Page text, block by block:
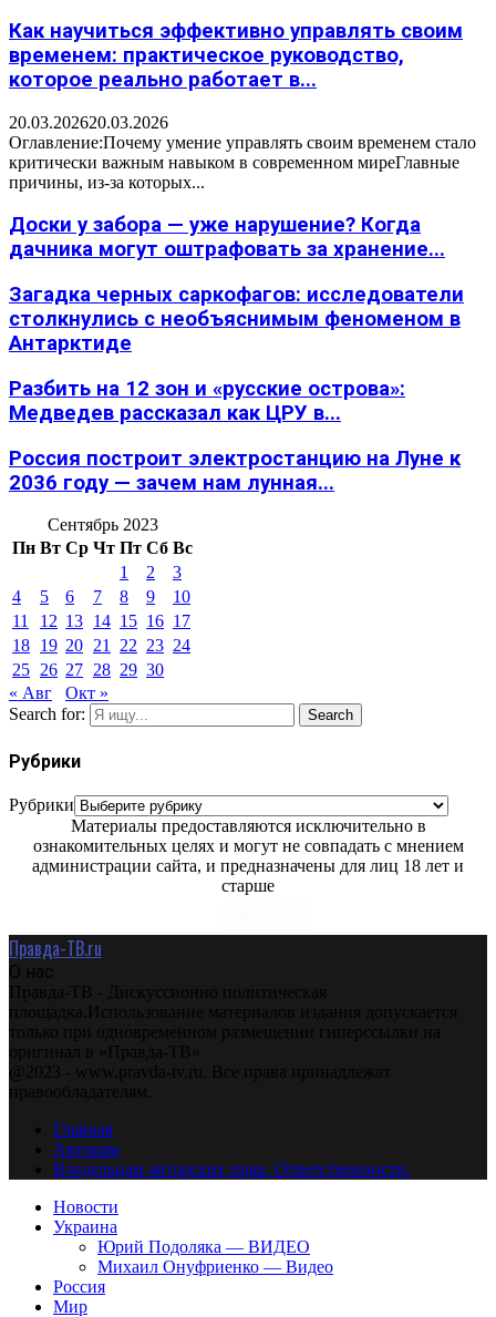
Как научиться эффективно управлять своим
временем: практическое руководство,
которое реально работает в...
20.03.202620.03.2026
Оглавление:Почему умение управлять своим временем стало
критически важным навыком в современном миреГлавные
причины, из-за которых...
Доски у забора — уже нарушение? Когда
дачника могут оштрафовать за хранение...
Загадка черных саркофагов: исследователи
столкнулись с необъяснимым феноменом в
Антарктиде
Разбить на 12 зон и «русские острова»:
Медведев рассказал как ЦРУ в...
Россия построит электростанцию на Луне к
2036 году — зачем нам лунная...
Сентябрь 2023
Пн Вт Ср Чт Пт Сб Вс
1
2
3
4
5 6 7 8 9
10
11
12 13 14 15 16 17
18 19 20 21 22 23 24
25 26 27 28 29 30
« Авг
Окт »
Search for:
Search
Рубрики
Рубрики
Материалы предоставляются исключительно в
ознакомительных целях и могут не совпадать с мнением
администрации сайта, и предназначены для лиц 18 лет и
старше
Правда-ТВ.ru
О нас
Правда-ТВ - Дискуссионно политическая
площадка.Использование материалов издания допускается
только при одновременном размещении гиперссылки на
оригинал в «Правда-ТВ»
@2023 - www.pravda-tv.ru. Все права принадлежат
правообладателям.
Главная
Авторам
Владельцам авторских прав. Ответственности.
Новости
Украина
Юрий Подоляка — ВИДЕО
Михаил Онуфриенко — Видео
Россия
Мир